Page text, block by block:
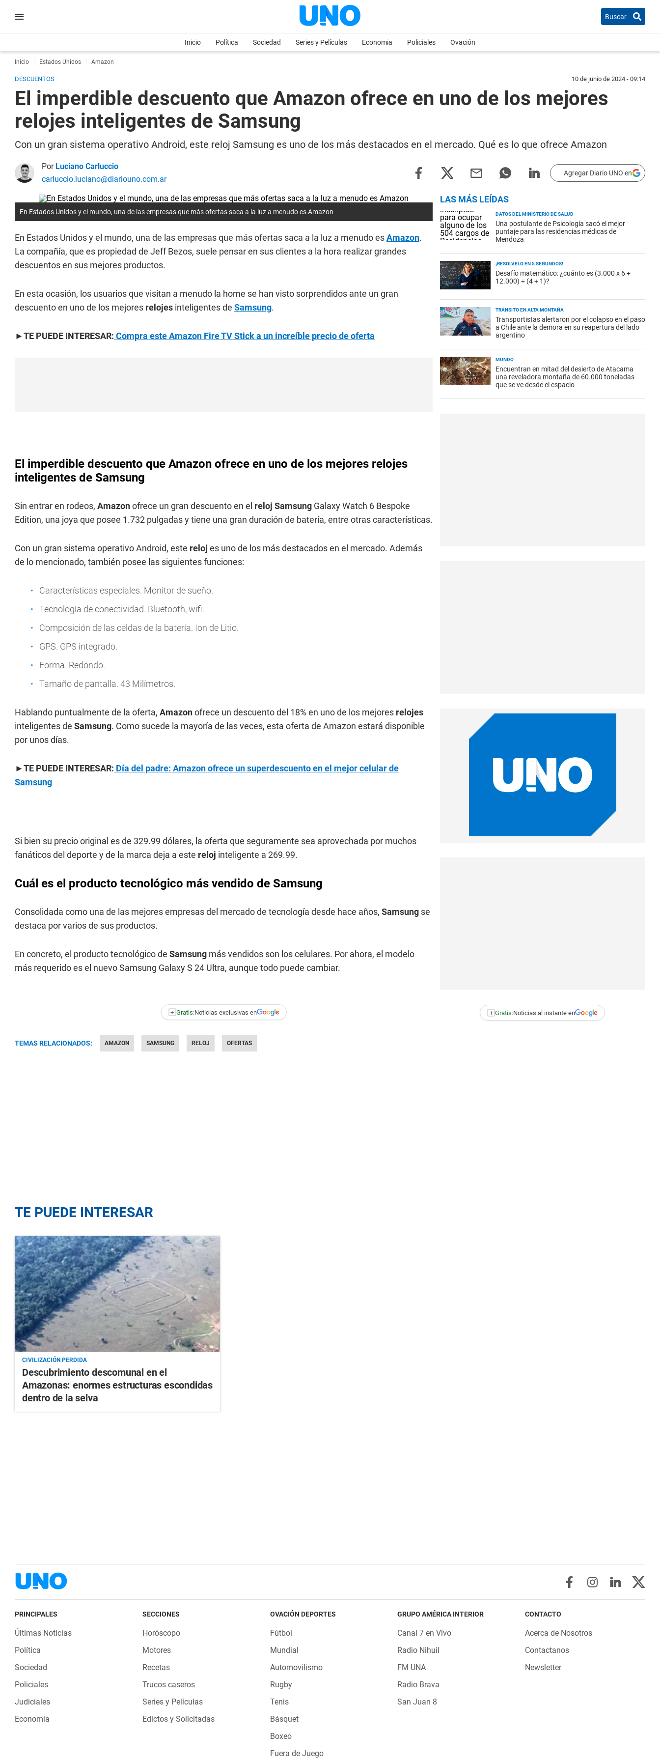
Buscar
Inicio Política Sociedad Series y Películas Economia Policiales Ovación
Inicio Estados Unidos Amazon
DESCUENTOS 10 de junio de 2024 - 09:14
El imperdible descuento que Amazon ofrece en uno de los mejores
relojes inteligentes de Samsung
Con un gran sistema operativo Android, este reloj Samsung es uno de los más destacados en el mercado. Qué es lo que ofrece Amazon
Por Luciano Carluccio
carluccio.luciano@diariouno.com.ar
Agregar Diario UNO en
En Estados Unidos y el mundo, una de las empresas que más ofertas saca a la luz a menudo es Amazon
En Estados Unidos y el mundo, una de las empresas que más ofertas saca a la luz a menudo esAmazon.
La compañía, que es propiedad de Jeff Bezos, suele pensar en sus clientes a la hora realizar grandes
descuentos en sus mejores productos.
En esta ocasión, los usuarios que visitan a menudo la home se han visto sorprendidos ante un gran
descuento en uno de los mejores relojes inteligentes de Samsung.
►TE PUEDE INTERESAR: Compra este Amazon Fire TV Stick a un increíble precio de oferta
El imperdible descuento que Amazon ofrece en uno de los mejores relojes
inteligentes de Samsung
Sin entrar en rodeos, Amazonofrece un gran descuento en el reloj Samsung Galaxy Watch 6 Bespoke
Edition, una joya que posee 1.732 pulgadas y tiene una gran duración de batería, entre otras características.
Con un gran sistema operativo Android, este reloj es uno de los más destacados en el mercado. Además
de lo mencionado, también posee las siguientes funciones:
Características especiales. Monitor de sueño.
Tecnología de conectividad. Bluetooth, wifi.
Composición de las celdas de la batería. Ion de Litio.
GPS. GPS integrado.
Forma. Redondo.
Tamaño de pantalla. 43 Milímetros.
Hablando puntualmente de la oferta, Amazonofrece un descuento del 18% en uno de los mejores relojes
inteligentes de Samsung. Como sucede la mayoría de las veces, esta oferta de Amazon estará disponible
por unos días.
►TE PUEDE INTERESAR: Día del padre: Amazon ofrece un superdescuento en el mejor celular de
Samsung
Si bien su precio original es de 329.99 dólares, la oferta que seguramente sea aprovechada por muchos
fanáticos del deporte y de la marca deja a este reloj inteligente a 269.99.
Cuál es el producto tecnológico más vendido de Samsung
Consolidada como una de las mejores empresas del mercado de tecnología desde hace años, Samsung se
destaca por varios de sus productos.
En concreto, el producto tecnológico de Samsung más vendidos son los celulares. Por ahora, el modelo
más requerido es el nuevo Samsung Galaxy S 24 Ultra, aunque todo puede cambiar.
+ Gratis:Noticias exclusivas en
TEMAS RELACIONADOS: AMAZON SAMSUNG RELOJ OFERTAS
LAS MÁS LEÍDAS
DATOS DEL MINISTERIO DE SALUD
Una postulante de Psicología sacó el mejor
puntaje para las residencias médicas de
Mendoza
¡RESOLVELO EN 5 SEGUNDOS!
Desafío matemático: ¿cuánto es (3.000 x 6 +
12.000) ÷ (4 + 1)?
TRÁNSITO EN ALTA MONTAÑA
Transportistas alertaron por el colapso en el paso
a Chile ante la demora en su reapertura del lado
argentino
MUNDO
Encuentran en mitad del desierto de Atacama
una reveladora montaña de 60.000 toneladas
que se ve desde el espacio
+ Gratis:Noticias al instante en
TE PUEDE INTERESAR
CIVILIZACIÓN PERDIDA
Descubrimiento descomunal en el
Amazonas: enormes estructuras escondidas
dentro de la selva
PRINCIPALES
Últimas Noticias
Política
Sociedad
Policiales
Judiciales
Economia
SECCIONES
Horóscopo
Motores
Recetas
Trucos caseros
Series y Películas
Edictos y Solicitadas
OVACIÓN DEPORTES
Fútbol
Mundial
Automovilismo
Rugby
Tenis
Básquet
Boxeo
Fuera de Juego
GRUPO AMÉRICA INTERIOR
Canal 7 en Vivo
Radio Nihuil
FM UNA
Radio Brava
San Juan 8
CONTACTO
Acerca de Nosotros
Contactanos
Newsletter